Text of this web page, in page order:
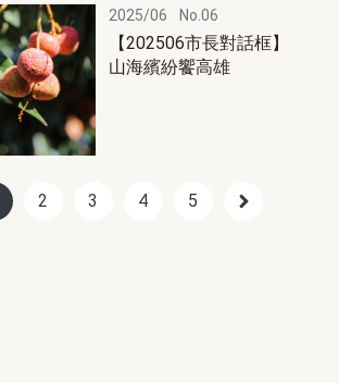
2025/06 No.06
【202506市長對話框】
山海繽紛饗高雄
2 3 4 5